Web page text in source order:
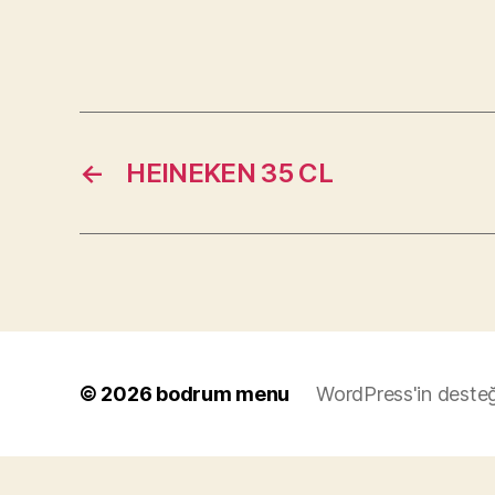
← HEINEKEN 35 CL
© 2026 bodrum menu WordPress'in